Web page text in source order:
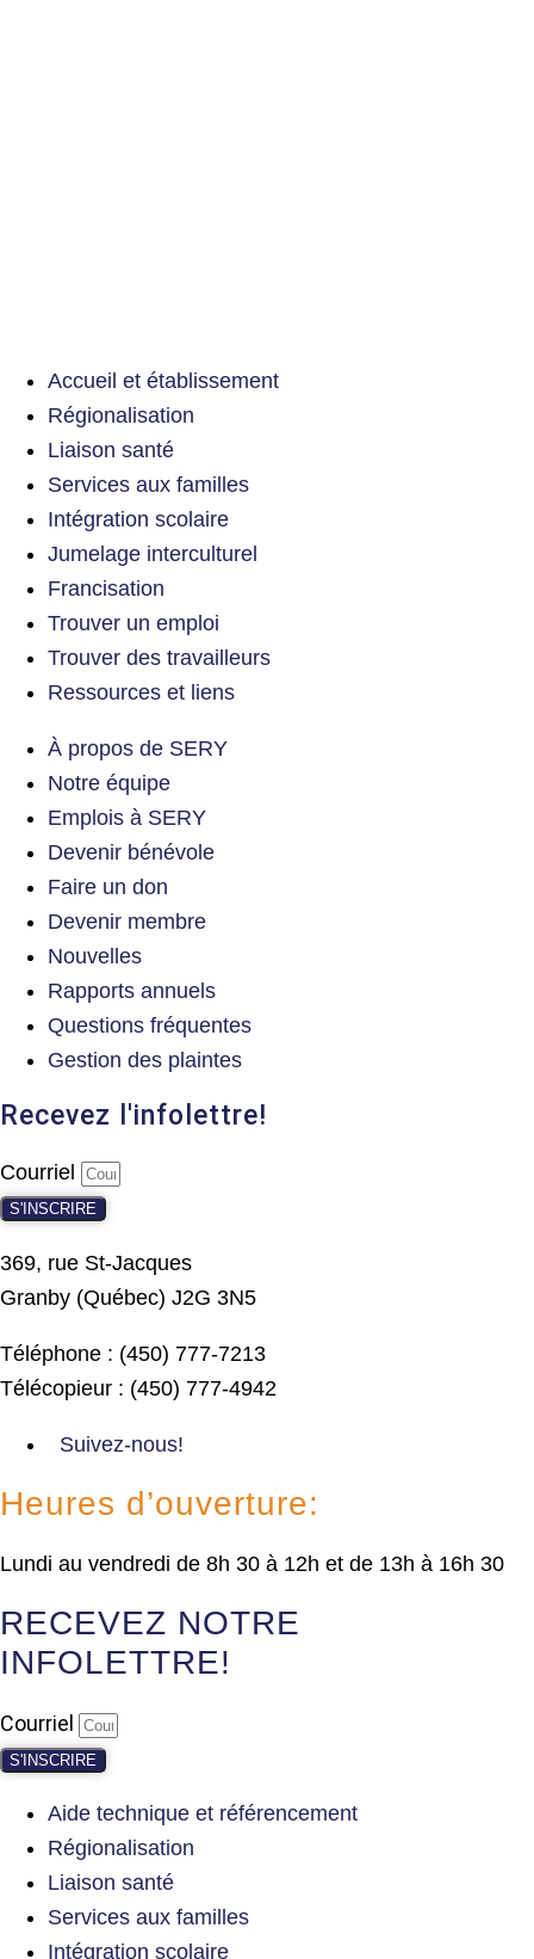
Accueil et établissement
Régionalisation
Liaison santé
Services aux familles
Intégration scolaire
Jumelage interculturel
Francisation
Trouver un emploi
Trouver des travailleurs
Ressources et liens
À propos de SERY
Notre équipe
Emplois à SERY
Devenir bénévole
Faire un don
Devenir membre
Nouvelles
Rapports annuels
Questions fréquentes
Gestion des plaintes
Recevez l'infolettre!
Courriel
S'INSCRIRE
369, rue St-Jacques
Granby (Québec) J2G 3N5
Téléphone : (450) 777-7213
Télécopieur : (450) 777-4942
Suivez-nous!
Heures d’ouverture:
Lundi au vendredi de 8h 30 à 12h et de 13h à 16h 30
RECEVEZ NOTRE
INFOLETTRE!
Courriel
S'INSCRIRE
Aide technique et référencement
Régionalisation
Liaison santé
Services aux familles
Intégration scolaire